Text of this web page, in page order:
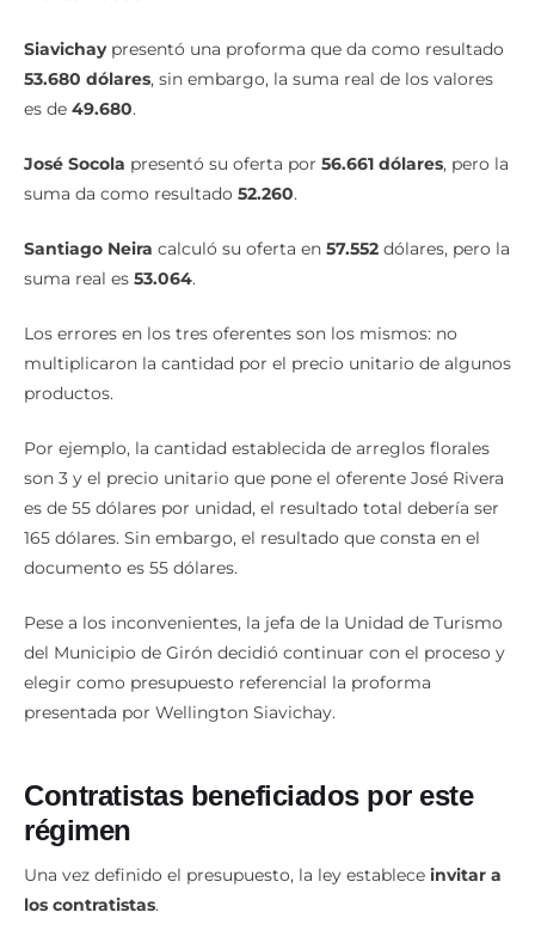
53.680 dólares, sin embargo, la suma real de los valores
es de49.680.
suma da como resultado52.260.
suma real es53.064.
multiplicaron la cantidad por el precio unitario de algunos
productos.
son 3 y el precio unitario que pone el oferente José Rivera
es de 55 dólares por unidad, el resultado total debería ser
165 dólares. Sin embargo, el resultado que consta en el
documento es 55 dólares.
del Municipio de Girón decidió continuar con el proceso y
elegir como presupuesto referencial la proforma
presentada por Wellington Siavichay.
régimen
Una vez definido el presupuesto, la ley establece
los contratistas.